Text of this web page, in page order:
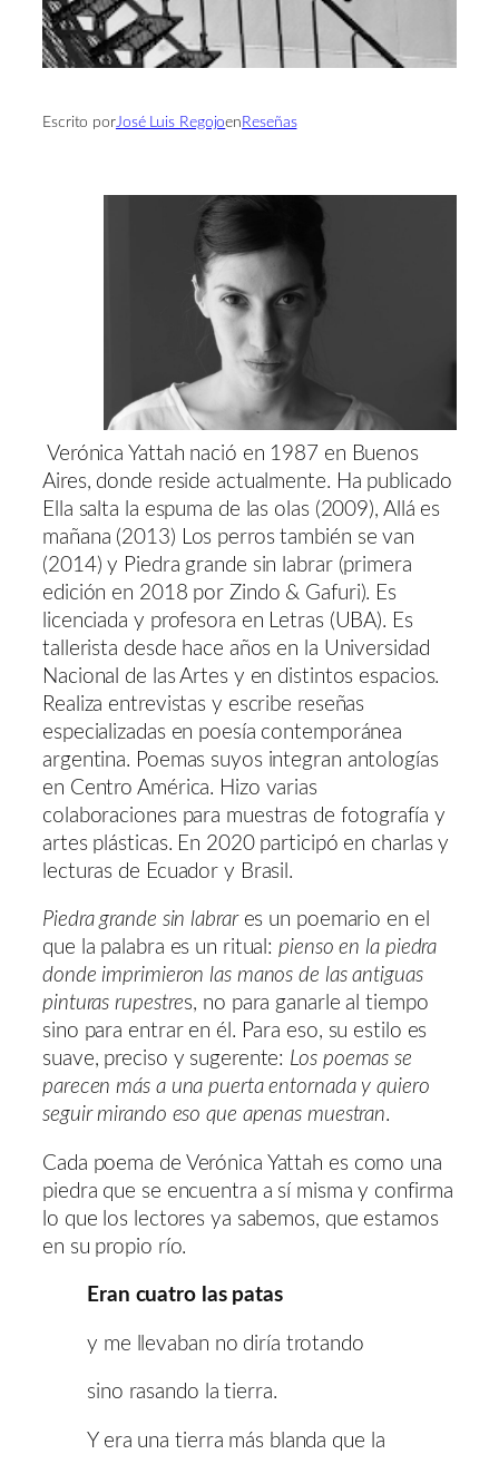
Escrito porJosé Luis Regojoen Reseñas
Verónica Yattah nació en 1987 en Buenos
Aires, donde reside actualmente. Ha publicado
Ella salta la espuma de las olas (2009), Allá es
mañana (2013) Los perros también se van
(2014) y Piedra grande sin labrar (primera
edición en 2018 por Zindo & Gafuri). Es
licenciada y profesora en Letras (UBA). Es
tallerista desde hace años en la Universidad
Nacional de las Artes y en distintos espacios.
Realiza entrevistas y escribe reseñas
especializadas en poesía contemporánea
argentina. Poemas suyos integran antologías
en Centro América. Hizo varias
colaboraciones para muestras de fotografía y
artes plásticas. En 2020 participó en charlas y
lecturas de Ecuador y Brasil.
Piedra grande sin labrares un poemario en el
que la palabra es un ritual:pienso en la piedra
donde imprimieron las manos de las antiguas
pinturas rupestres, no para ganarle al tiempo
sino para entrar en él. Para eso, su estilo es
suave, preciso y sugerente: Los poemas se
parecen más a una puerta entornada y quiero
seguir mirando eso que apenas muestran.
Cada poema de Verónica Yattah es como una
piedra que se encuentra a sí misma y confirma
lo que los lectores ya sabemos, que estamos
en su propio río.
Eran cuatro las patas
y me llevaban no diría trotando
sino rasando la tierra.
Y era una tierra más blanda que la